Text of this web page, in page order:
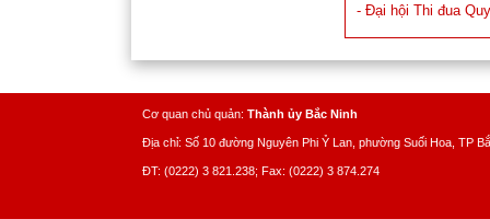
- Đại hội Thi đua
Cơ quan chủ quản: Thành ủy Bắc Ninh
Địa chỉ: Số 10 đường Nguyên Phi Ỷ Lan, phường Suối Hoa, TP
ĐT: (0222) 3 821.238; Fax: (0222) 3 874.274